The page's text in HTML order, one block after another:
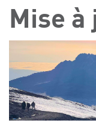
Mise à